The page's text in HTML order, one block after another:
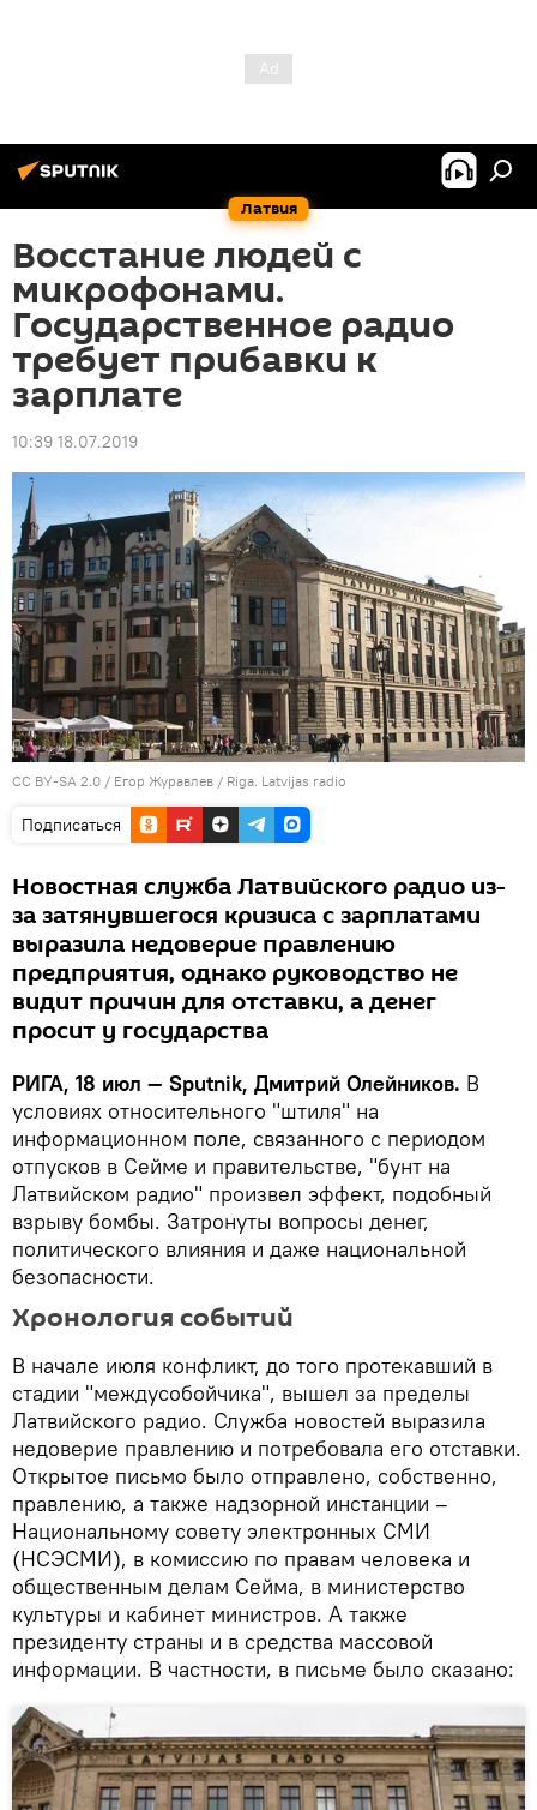
Латвия
Восстание людей с
микрофонами.
Государственное радио
требует прибавки к
зарплате
10:39 18.07.2019
CC BY-SA 2.0 / Егор Журавлев / Riga. Latvijas radio
Подписаться
Новостная служба Латвийского радио из-
за затянувшегося кризиса с зарплатами
выразила недоверие правлению
предприятия, однако руководство не
видит причин для отставки, а денег
просит у государства
РИГА, 18 июл — Sputnik, Дмитрий Олейников. В
условиях относительного "штиля" на
информационном поле, связанного с периодом
отпусков в Сейме и правительстве, "бунт на
Латвийском радио" произвел эффект, подобный
взрыву бомбы. Затронуты вопросы денег,
политического влияния и даже национальной
безопасности.
Хронология событий
В начале июля конфликт, до того протекавший в
стадии "междусобойчика", вышел за пределы
Латвийского радио. Служба новостей выразила
недоверие правлению и потребовала его отставки.
Открытое письмо было отправлено, собственно,
правлению, а также надзорной инстанции –
Национальному совету электронных СМИ
(НСЭСМИ), в комиссию по правам человека и
общественным делам Сейма, в министерство
культуры и кабинет министров. А также
президенту страны и в средства массовой
информации. В частности, в письме было сказано: